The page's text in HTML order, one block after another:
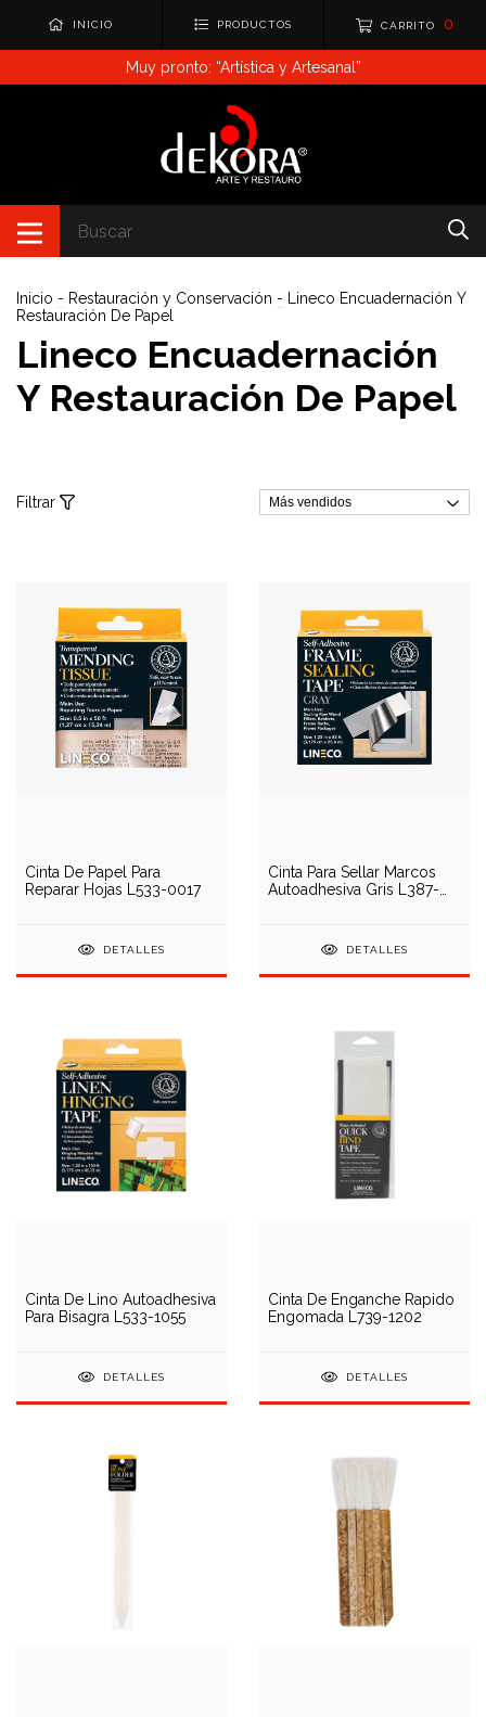
INICIO PRODUCTOS CARRITO 0
Muy pronto: “Artística y Artesanal”
Inicio - Restauración y Conservación -
Lineco Encuadernación Y
Restauración De Papel
Lineco Encuadernación
Y Restauración De Papel
Filtrar
Cinta De Papel Para
Reparar Hojas L533-0017
DETALLES
Cinta Para Sellar Marcos
Autoadhesiva Gris L387-
DETALLES
Cinta De Lino Autoadhesiva
Para Bisagra L533-1055
DETALLES
Cinta De Enganche Rapido
Engomada L739-1202
DETALLES